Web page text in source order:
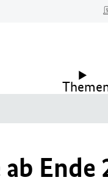
Ende